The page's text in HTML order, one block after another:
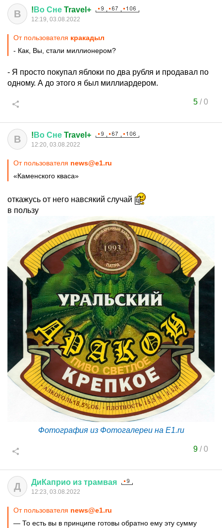
В ! Во Сне Travel+
12:19, 03.08.2022
От пользователя кракадыл
- Как, Вы, стали миллионером?
- Я просто покупал яблоки по два рубля и продавал по
одному. А до этого я был миллиардером.
5/0
В ! Во Сне Travel+
12:20, 03.08.2022
От пользователя news@e1.ru
«Каменского кваса»
откажусь от него навсякий случай
в пользу
Фотография из Фотогалереи на E1.ru
9/0
Д ДиКаприо из трамвая
12:23, 03.08.2022
От пользователя news@e1.ru
— То есть вы в принципе готовы обратно ему эту сумму